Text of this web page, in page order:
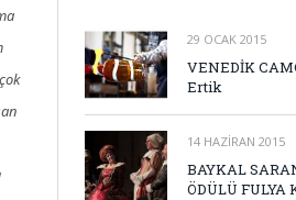
29 OCAK 2015
VENEDİK
Ertik
14 HAZIRAN 2015
BAYKAL
ÖDÜLÜ FULYA